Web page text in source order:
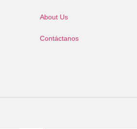
About Us
Contáctanos